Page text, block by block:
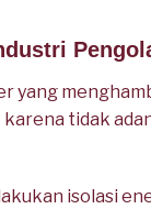
yang
tidak
isolasi